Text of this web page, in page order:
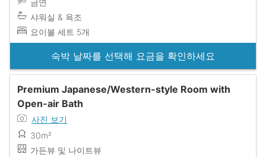
샤워실 & 욕조
요이불 세트 5개
숙박 날짜를 선택해 요금을 확인하세요
Premium Japanese/Western-style Room with
Open-air Bath
사진 보기
30m²
가든뷰 및 나이트뷰